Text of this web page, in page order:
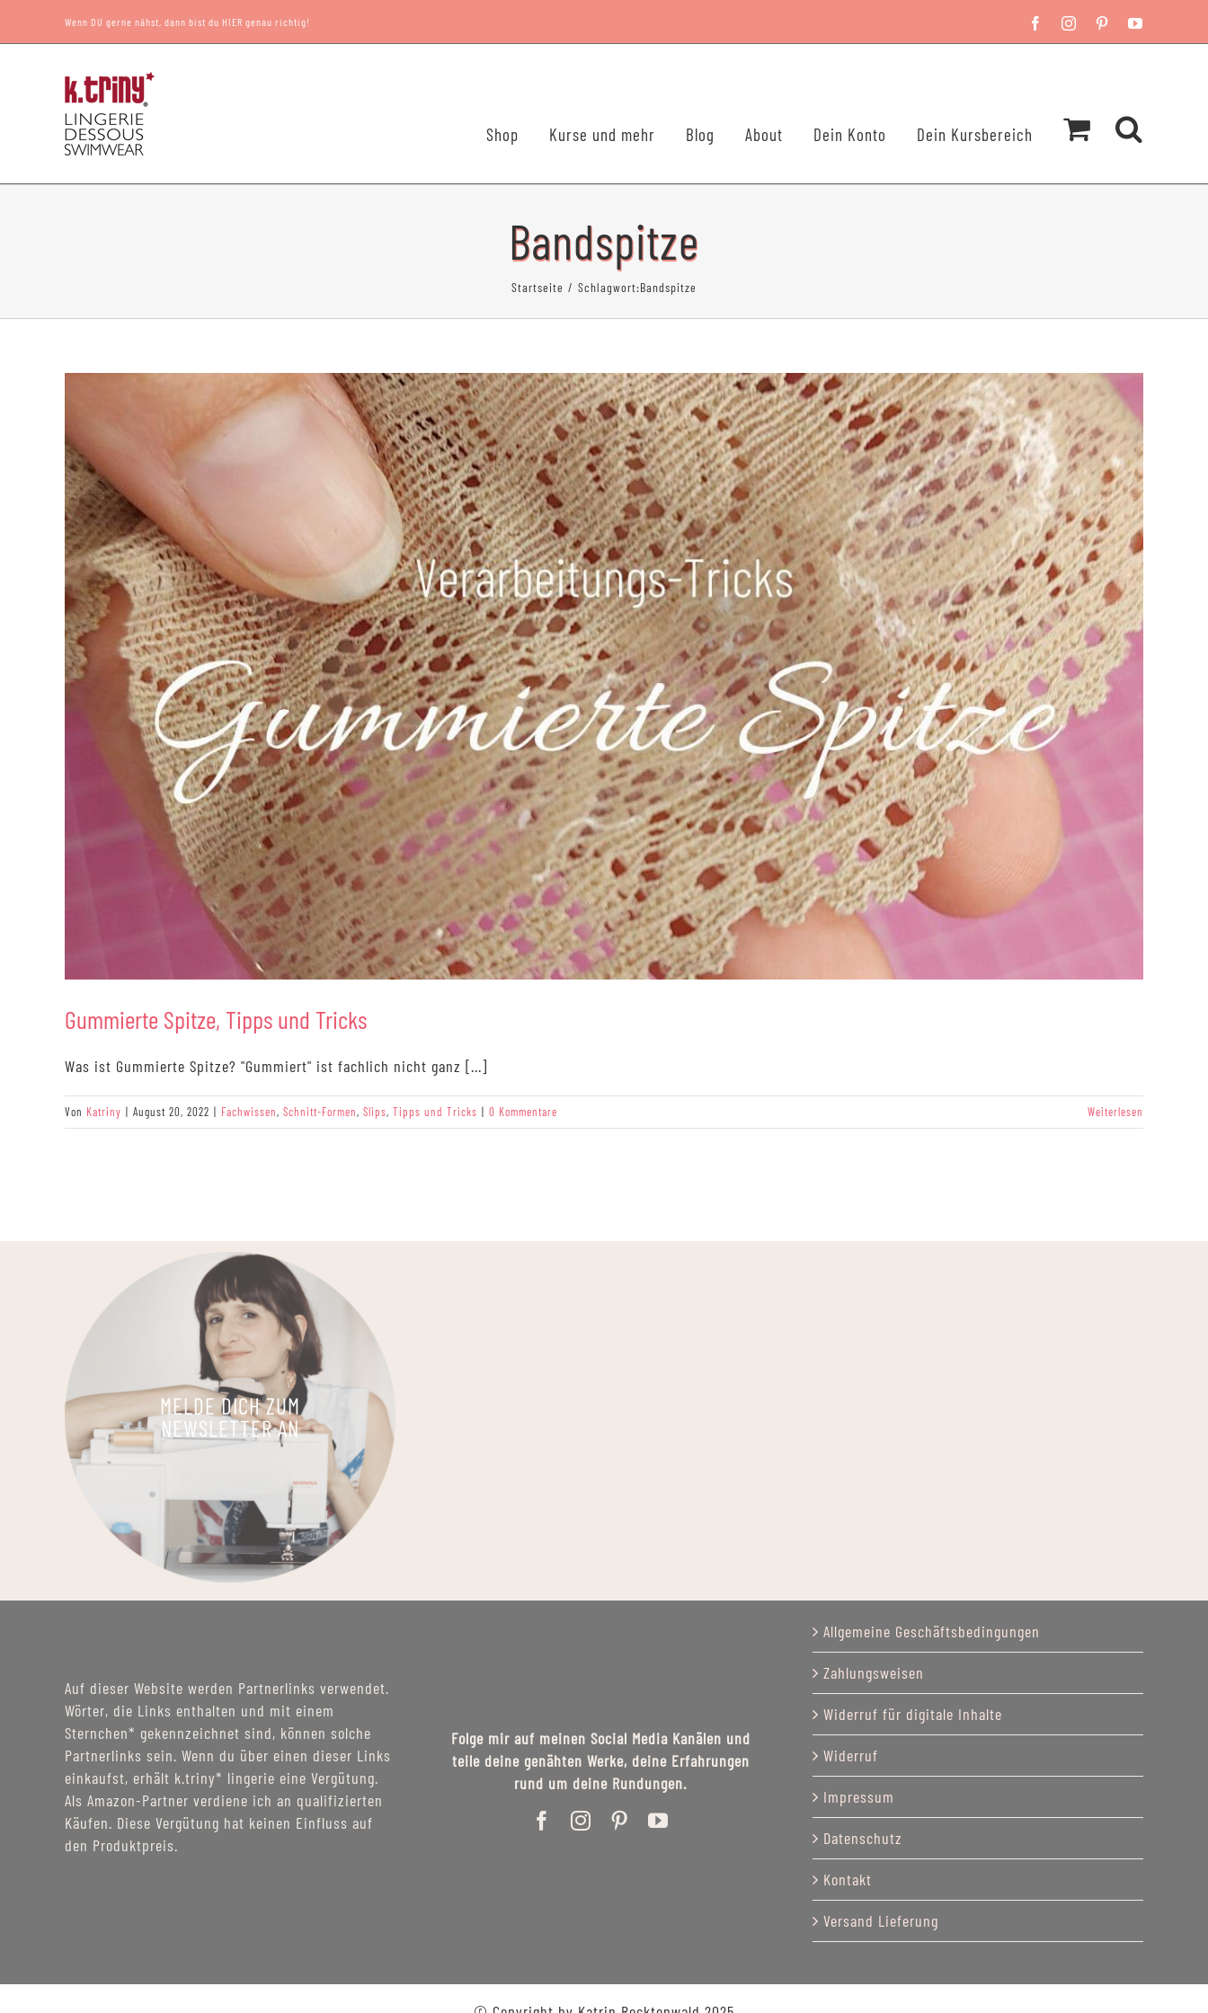
Wenn DU gerne nähst, dann bist du HIER genau richtig! FacebookInstagram
Pinterest
Shop Kurse und mehr Blog About Dein Konto Dein Kursbereich
Bandspitze
Startseite Schlagwort:Bandspitze
Gummierte Spitze, Tipps und Tricks
Was ist Gummierte Spitze? "Gummiert" ist fachlich nicht ganz [...]
Von Katriny | August 20, 2022 | Fachwissen, Schnitt-Formen, Slips, Tipps und Tricks | 0 Kommentare Weiterlesen
MELDE DICH ZUM
NEWSLETTER AN
Auf dieser Website werden Partnerlinks verwendet.
Wörter, die Links enthalten und mit einem
Sternchen* gekennzeichnet sind, können solche
Partnerlinks sein. Wenn du über einen dieser Links
einkaufst, erhält k.triny* lingerie eine Vergütung.
Als Amazon-Partner verdiene ich an qualifizierten
Käufen. Diese Vergütung hat keinen Einfluss auf
den Produktpreis.
Folge mir auf meinen Social Media Kanälen und
teile deine genähten Werke, deine Erfahrungen
rund um deine Rundungen.
Allgemeine Geschäftsbedingungen
Zahlungsweisen
Widerruf für digitale Inhalte
Widerruf
Impressum
Datenschutz
Kontakt
Versand Lieferung